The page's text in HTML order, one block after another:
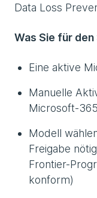
Data Loss
Was Sie für
Eine aktive
Manuelle
Microsoft-
Modell
Freigabe
Frontier-
konform)